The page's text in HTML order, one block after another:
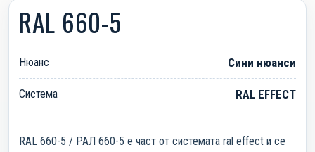
RAL 660-5
Нюанс Сини нюанси
Система RAL EFFECT
RAL 660-5 / РАЛ 660-5 е част от системата ral effect и се